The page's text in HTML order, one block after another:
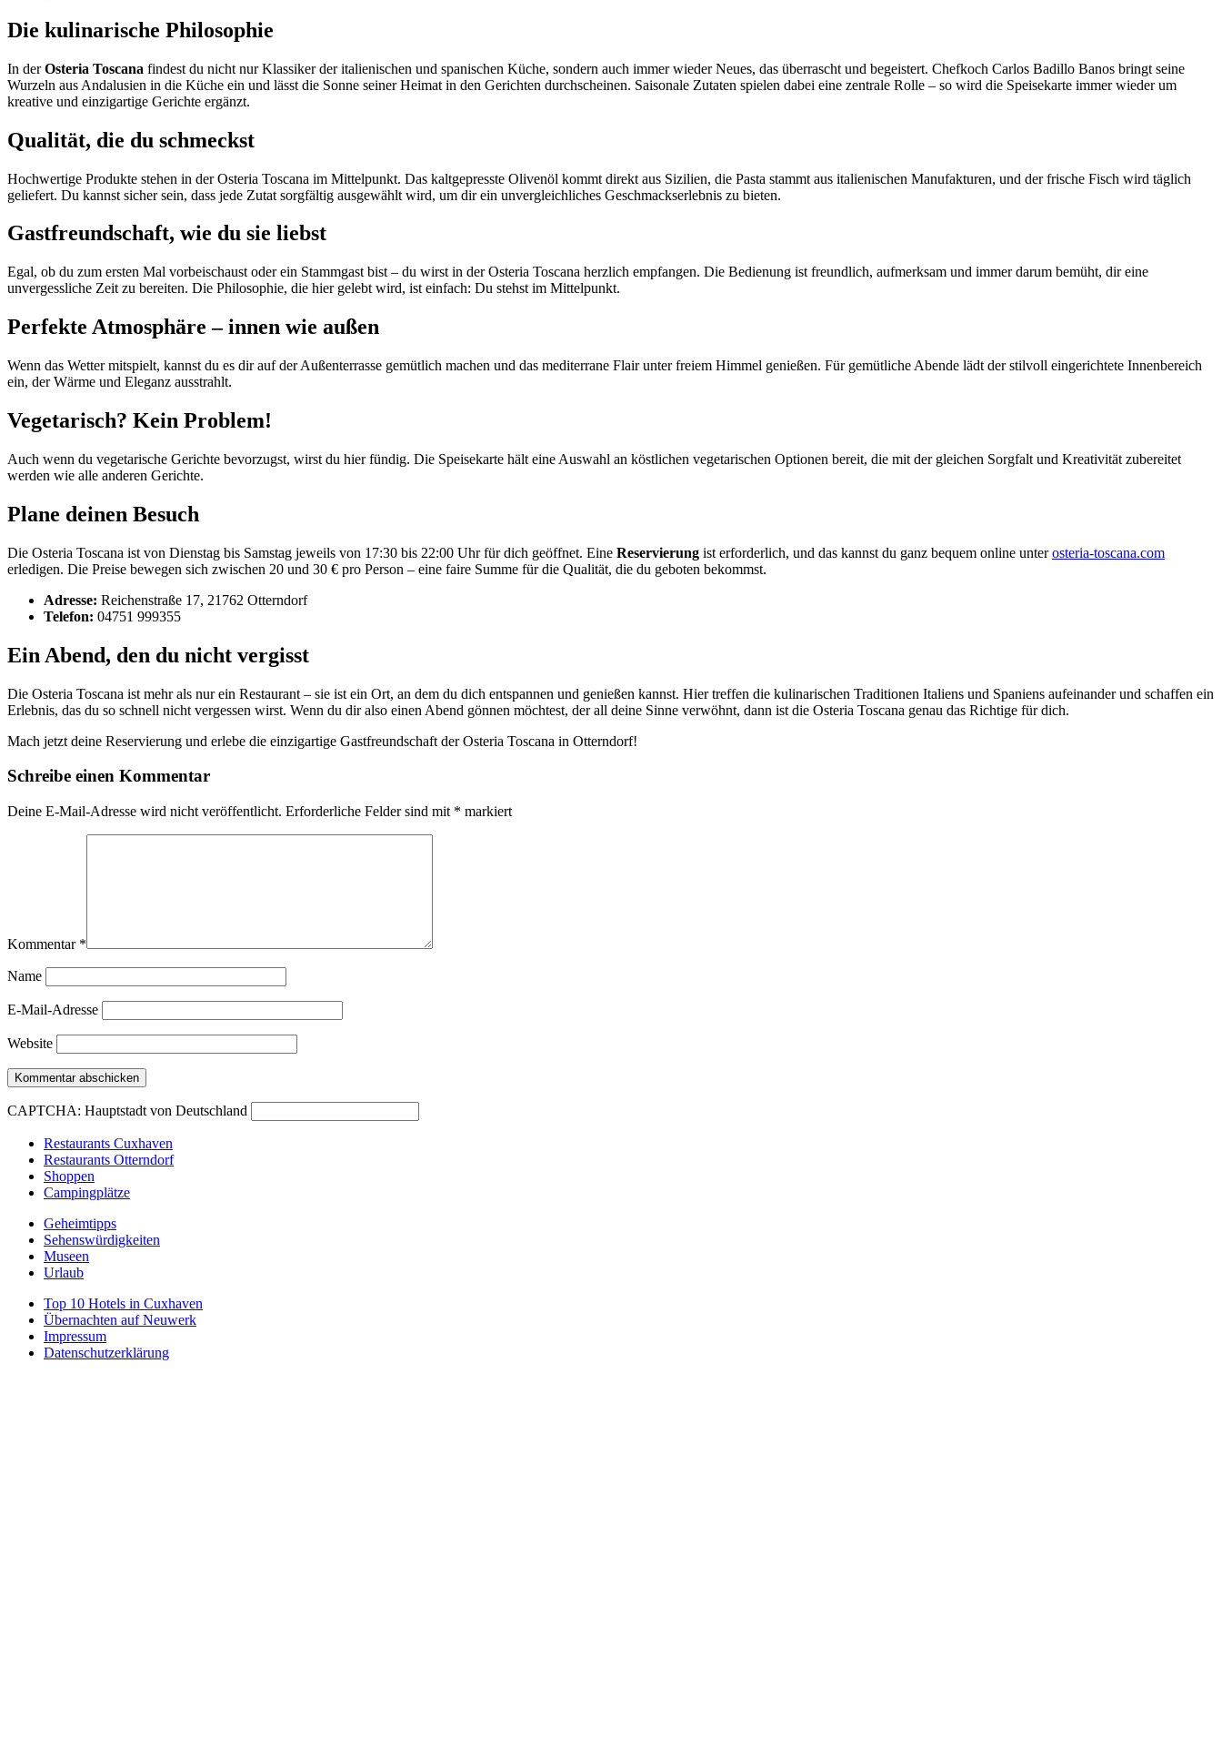
Die kulinarische Philosophie
In derOsteria Toscana findest du nicht nur Klassiker der italienischen und spanischen Küche, sondern auch immer wieder Neues, das überrascht und begeistert. Chefkoch Carlos Badillo Banos bringt seine
Wurzeln aus Andalusien in die Küche ein und lässt die Sonne seiner Heimat in den Gerichten durchscheinen. Saisonale Zutaten spielen dabei eine zentrale Rolle – so wird die Speisekarte immer wieder um
kreative und einzigartige Gerichte ergänzt.
Qualität, die du schmeckst
Hochwertige Produkte stehen in der Osteria Toscana im Mittelpunkt. Das kaltgepresste Olivenöl kommt direkt aus Sizilien, die Pasta stammt aus italienischen Manufakturen, und der frische Fisch wird täglich
geliefert. Du kannst sicher sein, dass jede Zutat sorgfältig ausgewählt wird, um dir ein unvergleichliches Geschmackserlebnis zu bieten.
Gastfreundschaft, wie du sie liebst
Egal, ob du zum ersten Mal vorbeischaust oder ein Stammgast bist – du wirst in der Osteria Toscana herzlich empfangen. Die Bedienung ist freundlich, aufmerksam und immer darum bemüht, dir eine
unvergessliche Zeit zu bereiten. Die Philosophie, die hier gelebt wird, ist einfach: Du stehst im Mittelpunkt.
Perfekte Atmosphäre – innen wie außen
Wenn das Wetter mitspielt, kannst du es dir auf der Außenterrasse gemütlich machen und das mediterrane Flair unter freiem Himmel genießen. Für gemütliche Abende lädt der stilvoll eingerichtete Innenbereich
ein, der Wärme und Eleganz ausstrahlt.
Vegetarisch? Kein Problem!
Auch wenn du vegetarische Gerichte bevorzugst, wirst du hier fündig. Die Speisekarte hält eine Auswahl an köstlichen vegetarischen Optionen bereit, die mit der gleichen Sorgfalt und Kreativität zubereitet
werden wie alle anderen Gerichte.
Plane deinen Besuch
Die Osteria Toscana ist von Dienstag bis Samstag jeweils von 17:30 bis 22:00 Uhr für dich geöffnet. Eine Reservierung ist erforderlich, und das kannst du ganz bequem online unterosteria-toscana.com
erledigen. Die Preise bewegen sich zwischen 20 und 30 € pro Person – eine faire Summe für die Qualität, die du geboten bekommst.
Adresse: Reichenstraße 17, 21762 Otterndorf
Telefon: 04751 999355
Ein Abend, den du nicht vergisst
Die Osteria Toscana ist mehr als nur ein Restaurant – sie ist ein Ort, an dem du dich entspannen und genießen kannst. Hier treffen die kulinarischen Traditionen Italiens und Spaniens aufeinander und schaffen ein
Erlebnis, das du so schnell nicht vergessen wirst. Wenn du dir also einen Abend gönnen möchtest, der all deine Sinne verwöhnt, dann ist die Osteria Toscana genau das Richtige für dich.
Mach jetzt deine Reservierung und erlebe die einzigartige Gastfreundschaft der Osteria Toscana in Otterndorf!
Schreibe einen Kommentar
Deine E-Mail-Adresse wird nicht veröffentlicht. Erforderliche Felder sind mit * markiert
Kommentar *
Name
E-Mail-Adresse
Website
CAPTCHA: Hauptstadt von Deutschland
Restaurants Cuxhaven
Restaurants Otterndorf
Shoppen
Campingplätze
Geheimtipps
Sehenswürdigkeiten
Museen
Urlaub
Top 10 Hotels in Cuxhaven
Übernachten auf Neuwerk
Impressum
Datenschutzerklärung